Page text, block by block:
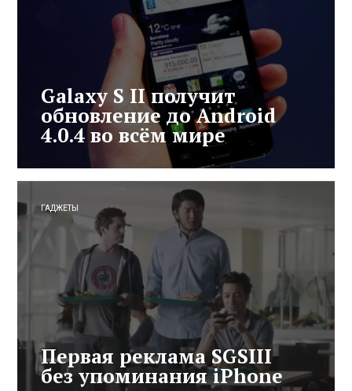
Galaxy S II получит
обновление до Android
4.0.4 во всём мире
ГАДЖЕТЫ
Первая реклама SGSIII
без упоминания iPhone